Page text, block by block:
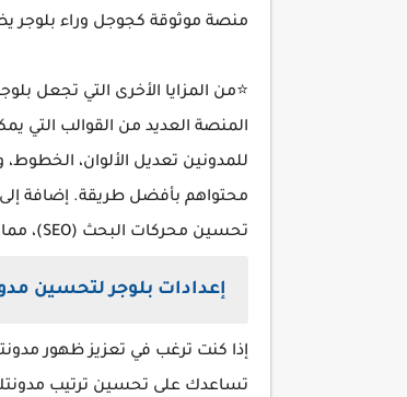
منصة موثوقة كجوجل وراء بلوجر
⭐من المزايا الأخرى التي تجعل
المنصة العديد من القوالب التي
للمدونين تعديل الألوان،
محتواهم بأفضل طريقة. إضافة إلى
تحسين محركات البحث (SEO)، مما يزيد من فرص ظهور المدونة في النتائج الأولى لمحركات البحث.
إعدادات بلوجر لتحسين
تساعدك على تحسين ترتيب